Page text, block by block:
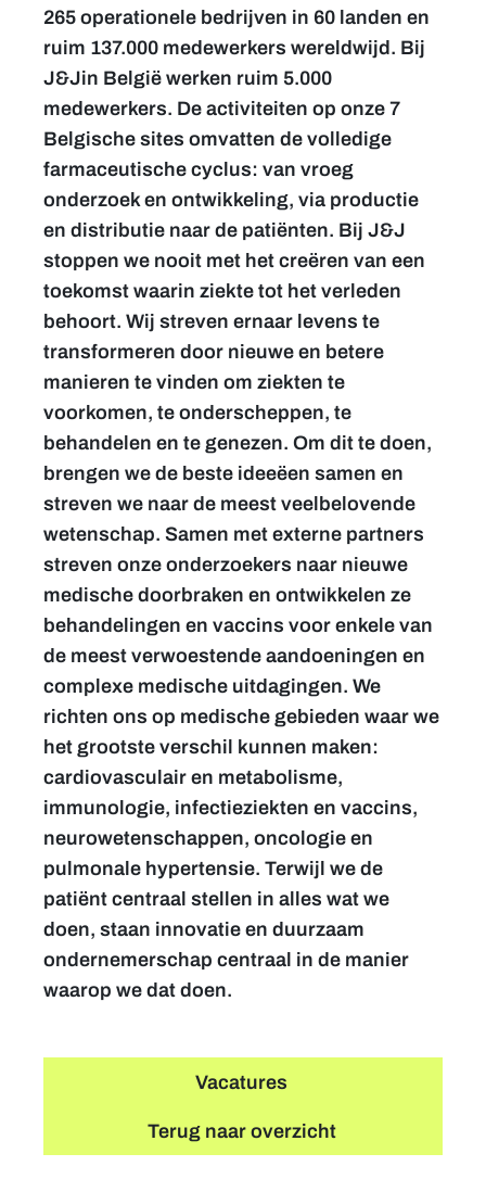
265 operationele bedrijven in 60 landen en
ruim 137.000 medewerkers wereldwijd. Bij
J&Jin België werken ruim 5.000
medewerkers. De activiteiten op onze 7
Belgische sites omvatten de volledige
farmaceutische cyclus: van vroeg
onderzoek en ontwikkeling, via productie
en distributie naar de patiënten. Bij J&J
stoppen we nooit met het creëren van een
toekomst waarin ziekte tot het verleden
behoort. Wij streven ernaar levens te
transformeren door nieuwe en betere
manieren te vinden om ziekten te
voorkomen, te onderscheppen, te
behandelen en te genezen. Om dit te doen,
brengen we de beste ideeëen samen en
streven we naar de meest veelbelovende
wetenschap. Samen met externe partners
streven onze onderzoekers naar nieuwe
medische doorbraken en ontwikkelen ze
behandelingen en vaccins voor enkele van
de meest verwoestende aandoeningen en
complexe medische uitdagingen. We
richten ons op medische gebieden waar we
het grootste verschil kunnen maken:
cardiovasculair en metabolisme,
immunologie, infectieziekten en vaccins,
neurowetenschappen, oncologie en
pulmonale hypertensie. Terwijl we de
patiënt centraal stellen in alles wat we
doen, staan innovatie en duurzaam
ondernemerschap centraal in de manier
waarop we dat doen.
Vacatures
Terug naar overzicht